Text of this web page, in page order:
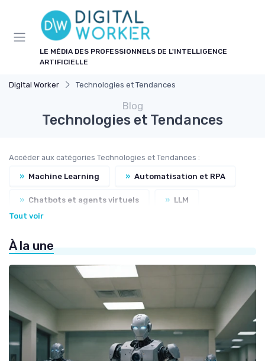
LE MÉDIA DES PROFESSIONNELS DE L'INTELLIGENCE
ARTIFICIELLE
Digital Worker Technologies et Tendances
Blog
Technologies et Tendances
Accéder aux catégories Technologies et Tendances :
» Machine Learning » Automatisation et RPA
» Chatbots et agents virtuels » LLM
» Nouveaux outils et logiciels
Tout voir
À la une